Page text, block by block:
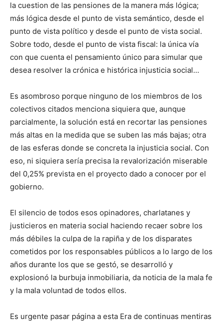
la cuestion de las pensiones de la manera más lógica;
más lógica desde el punto de vista semántico, desde el
punto de vista político y desde el punto de vista social.
Sobre todo, desde el punto de vista fiscal: la única vía
con que cuenta el pensamiento único para simular que
desea resolver la crónica e histórica injusticia social…
Es asombroso porque ninguno de los miembros de los
colectivos citados menciona siquiera que, aunque
parcialmente, la solución está en recortar las pensiones
más altas en la medida que se suben las más bajas; otra
de las esferas donde se concreta la injusticia social. Con
eso, ni siquiera sería precisa la revalorización miserable
del 0,25% prevista en el proyecto dado a conocer por el
gobierno.
El silencio de todos esos opinadores, charlatanes y
justicieros en materia social haciendo recaer sobre los
más débiles la culpa de la rapiña y de los disparates
cometidos por los responsables públicos a lo largo de los
años durante los que se gestó, se desarrolló y
explosionó la burbuja inmobiliaria, da noticia de la mala fe
y la mala voluntad de todos ellos.
Es urgente pasar página a esta Era de continuas mentiras